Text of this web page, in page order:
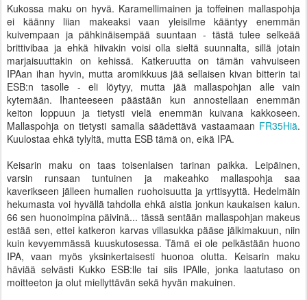
Kukossa maku on hyvä. Karamellimainen ja toffeinen mallaspohja
ei käänny liian makeaksi vaan yleisilme kääntyy enemmän
kuivempaan ja pähkinäisempää suuntaan - tästä tulee selkeää
brittivibaa ja ehkä hiivakin voisi olla sieltä suunnalta, sillä jotain
marjaisuuttakin on kehissä. Katkeruutta on tämän vahvuiseen
IPAan ihan hyvin, mutta aromikkuus jää sellaisen kivan bitterin tai
ESB:n tasolle - eli löytyy, mutta jää mallaspohjan alle vain
kytemään. Ihanteeseen päästään kun annostellaan enemmän
keiton loppuun ja tietysti vielä enemmän kuivana kakkoseen.
Mallaspohja on tietysti samalla säädettävä vastaamaan FR35Hiä.
Kuulostaa ehkä tylyltä, mutta ESB tämä on, eikä IPA.
Keisarin maku on taas toisenlaisen tarinan paikka. Leipäinen,
varsin runsaan tuntuinen ja makeahko mallaspohja saa
kaverikseen jälleen humalien ruohoisuutta ja yrttisyyttä. Hedelmäin
hekumasta voi hyvällä tahdolla ehkä aistia jonkun kaukaisen kaiun.
66 sen huonoimpina päivinä... tässä sentään mallaspohjan makeus
estää sen, ettei katkeron karvas villasukka pääse jälkimakuun, niin
kuin kevyemmässä kuuskutosessa. Tämä ei ole pelkästään huono
IPA, vaan myös yksinkertaisesti huonoa olutta. Keisarin maku
häviää selvästi Kukko ESB:lle tai siis IPAlle, jonka laatutaso on
moitteeton ja olut miellyttävän sekä hyvän makuinen.